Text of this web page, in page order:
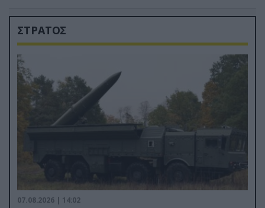
ΣΤΡΑΤΟΣ
07.08.2026 | 14:02